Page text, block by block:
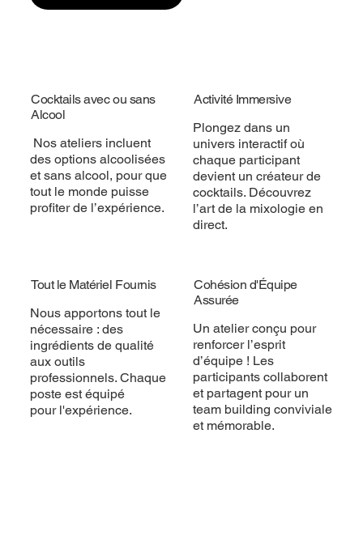
Cocktails avec ou sans
Alcool
Nos ateliers incluent
des options alcoolisées
et sans alcool, pour que
tout le monde puisse
profiter de l’expérience.
Activité Immersive
Plongez dans un
univers interactif où
chaque participant
devient un créateur de
cocktails. Découvrez
l’art de la mixologie en
direct.
Tout le Matériel Fournis
Nous apportons tout le
nécessaire : des
ingrédients de qualité
aux outils
professionnels. Chaque
poste est équipé
pour l'expérience.
Cohésion d'Équipe
Assurée
Un atelier conçu pour
renforcer l’esprit
d’équipe ! Les
participants collaborent
et partagent pour un
team building conviviale
et mémorable.